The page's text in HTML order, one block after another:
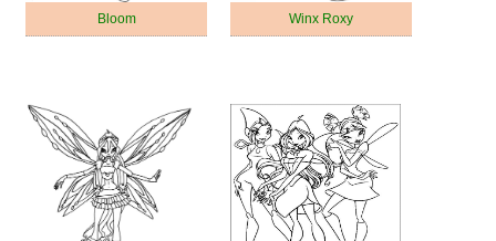
Bloom Winx Roxy